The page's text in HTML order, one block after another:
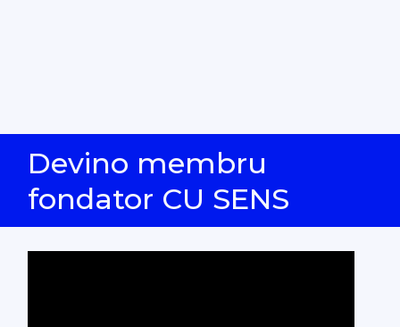
Devino membru
fondator CU SENS